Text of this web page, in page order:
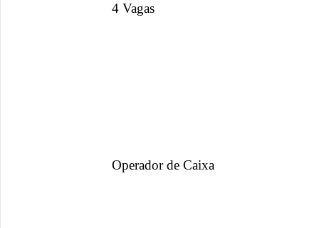
4 Vagas
Operador de Caixa